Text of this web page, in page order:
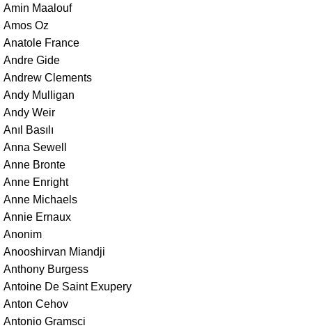
Amin Maalouf
Amos Oz
Anatole France
Andre Gide
Andrew Clements
Andy Mulligan
Andy Weir
Anıl Basılı
Anna Sewell
Anne Bronte
Anne Enright
Anne Michaels
Annie Ernaux
Anonim
Anooshirvan Miandji
Anthony Burgess
Antoine De Saint Exupery
Anton Cehov
Antonio Gramsci